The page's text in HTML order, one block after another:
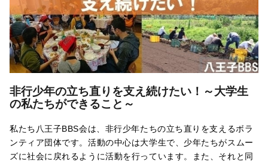
非行少年の立ち直りを支え続けたい！～大学生
の私たちができること～
私たち八王子BBS会は、非行少年たちの立ち直りを支えるボラ
ンティア団体です。活動の中心は大学生で、少年たちがスムー
ズに社会に戻れるように活動を行っています。また、それと同